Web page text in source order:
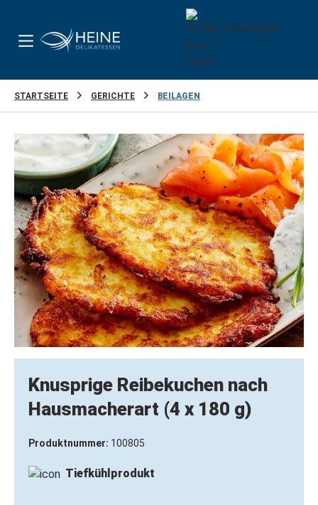
STARTSEITE GERICHTE BEILAGEN
Bildergalerie überspringen
Knusprige Reibekuchen nach
Hausmacherart (4 x 180 g)
Produktnummer: 100805
Tiefkühlprodukt